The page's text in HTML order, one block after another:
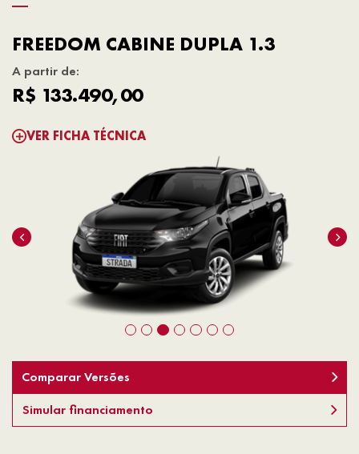
FREEDOM CABINE DUPLA 1.3
A partir de:
R$ 133.490,00
VER FICHA TÉCNICA
Comparar Versões
Simular financiamento